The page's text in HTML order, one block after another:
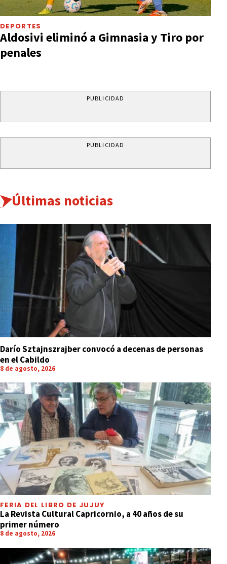
DEPORTES
Aldosivi eliminó a Gimnasia y Tiro por
penales
PUBLICIDAD
PUBLICIDAD
Últimas noticias
Darío Sztajnszrajber convocó a decenas de personas
en el Cabildo
8 de agosto, 2026
FERIA DEL LIBRO DE JUJUY
La Revista Cultural Capricornio, a 40 años de su
primer número
8 de agosto, 2026